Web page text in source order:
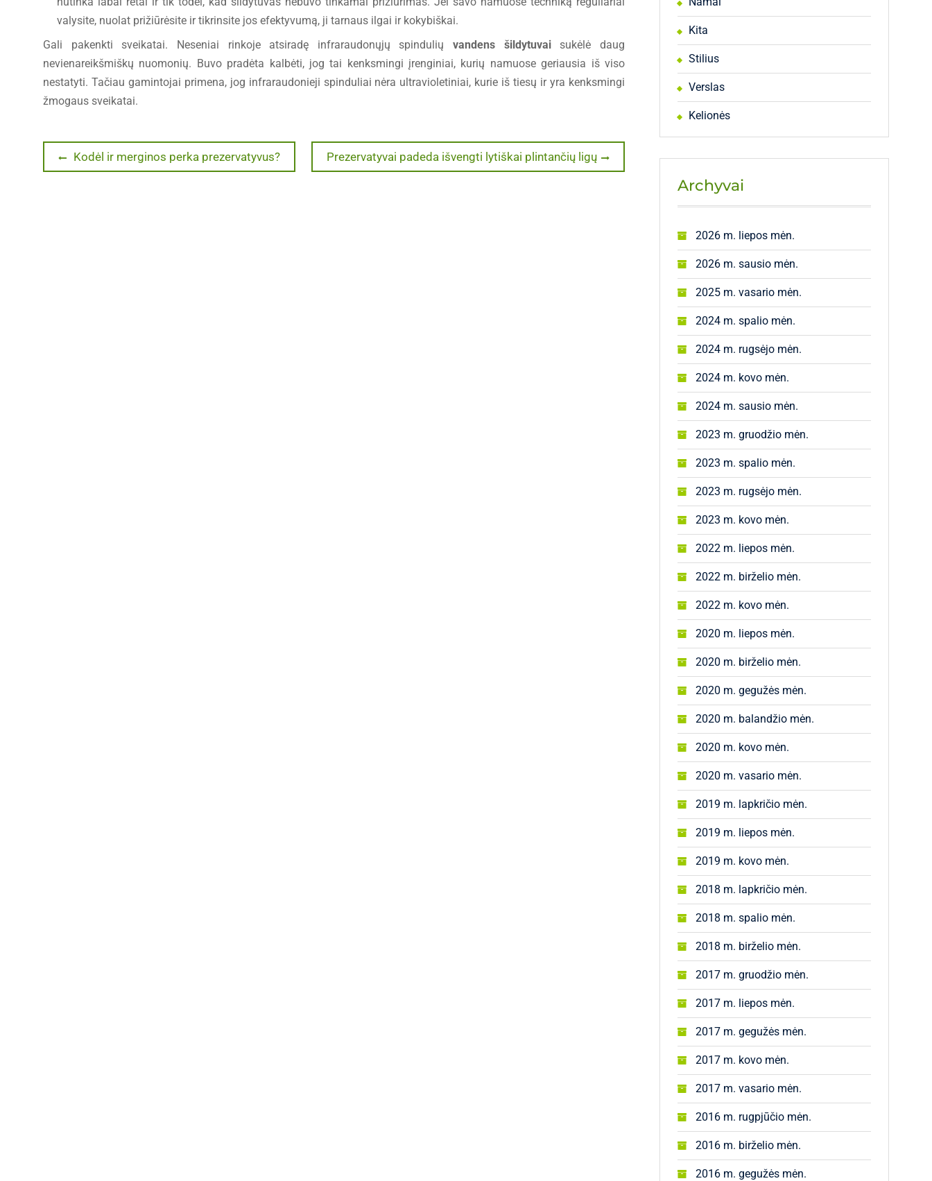
valysite, nuolat prižiūrėsite ir tikrinsite jos efektyvumą, ji tarnaus ilgai ir kokybiškai.
Gali pakenkti sveikatai. Neseniai rinkoje atsiradę infraraudonųjų spinduliųvandens šildytuvaisukėlė daug
nevienareikšmiškų nuomonių. Buvo pradėta kalbėti, jog tai kenksmingi įrenginiai, kurių namuose geriausia iš viso
nestatyti. Tačiau gamintojai primena, jog infraraudonieji spinduliai nėra ultravioletiniai, kurie iš tiesų ir yra kenksmingi
žmogaus sveikatai.
Navigacija
Previous
post:
Kodėl ir merginos perka prezervatyvus?
Next
post:
Prezervatyvai padeda išvengti lytiškai plintančių ligų
Kita
Stilius
Verslas
Kelionės
Archyvai
2026 m. liepos mėn.
2026 m. sausio mėn.
2025 m. vasario mėn.
2024 m. spalio mėn.
2024 m. rugsėjo mėn.
2024 m. kovo mėn.
2024 m. sausio mėn.
2023 m. gruodžio mėn.
2023 m. spalio mėn.
2023 m. rugsėjo mėn.
2023 m. kovo mėn.
2022 m. liepos mėn.
2022 m. birželio mėn.
2022 m. kovo mėn.
2020 m. liepos mėn.
2020 m. birželio mėn.
2020 m. gegužės mėn.
2020 m. balandžio mėn.
2020 m. kovo mėn.
2020 m. vasario mėn.
2019 m. lapkričio mėn.
2019 m. liepos mėn.
2019 m. kovo mėn.
2018 m. lapkričio mėn.
2018 m. spalio mėn.
2018 m. birželio mėn.
2017 m. gruodžio mėn.
2017 m. liepos mėn.
2017 m. gegužės mėn.
2017 m. kovo mėn.
2017 m. vasario mėn.
2016 m. rugpjūčio mėn.
2016 m. birželio mėn.
2016 m. gegužės mėn.